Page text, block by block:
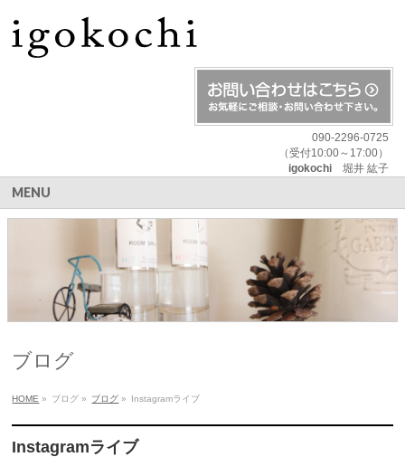
090-2296-0725
（受付10:00～17:00）
igokochi堀井 紘子
MENU
ブログ
HOME » ブログ » ブログ » Instagramライブ
Instagramライブ